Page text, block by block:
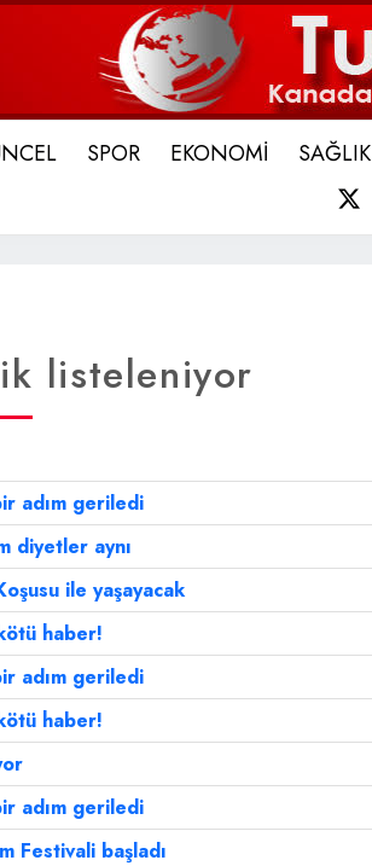
SPOR EKONOMİ SAĞLIK
listeleniyor
adım geriledi
diyetler aynı
ile yaşayacak
haber!
adım geriledi
haber!
adım geriledi
Festivali başladı